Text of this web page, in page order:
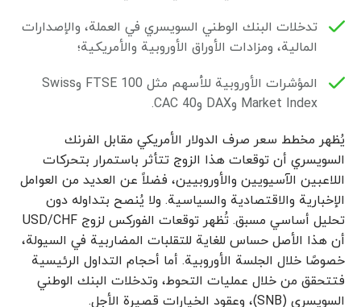
تدخلات البنك الوطني السويسري في العملة، والإصدارات
المالية، ومزادات الأوراق الأوروبية والأمريكية؛
المؤشرات الأوروبية للأسهم مثل FTSE 100 وSwiss
Market Index وDAX وCAC 40.
يُظهر مخطط سعر صرف الدولار الأمريكي مقابل الفرنك
السويسري أن توقعات هذا الزوج تتأثر باستمرار بتحركات
اللاعبين الآسيويين والأوروبيين، فضلاً عن العديد من العوامل
الإخبارية والاقتصادية والسياسية. ولا يُنصح بتداوله دون
تحليل أساسي مسبق. تُظهر توقعات الفوركس لزوج USD/CHF
أن هذا الأصل حساس للغاية للتقلبات المضاربية في السيولة،
خصوصًا خلال الجلسة الأوروبية. أما أحجام التداول الرئيسية
فتتحقق من خلال عمليات التحوط، وتدخلات البنك الوطني
السويسري (SNB)، وعقود الخيارات قصيرة الأجل.